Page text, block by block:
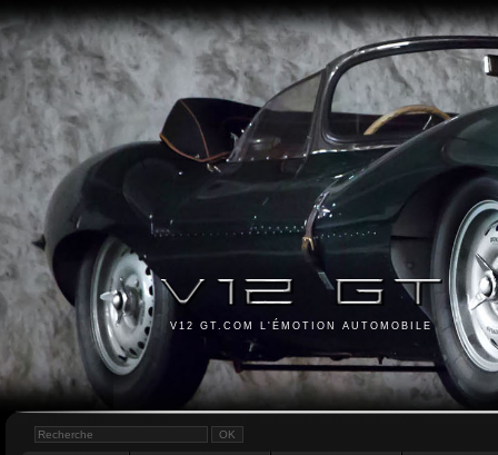
V12 GT.COM L'ÉMOTION AUTOMOBILE